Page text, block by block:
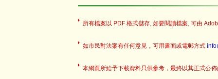
所有檔案以 PDF 格式儲存, 如要閱讀檔案, 可由
如市民對法案有任何意見，可用書面或電郵方式
本網頁所給予下載資料只供參考，最終以其正式公